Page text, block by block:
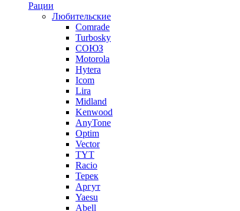
Рации
Любительские
Comrade
Turbosky
СОЮЗ
Motorola
Hytera
Icom
Lira
Midland
Kenwood
AnyTone
Optim
Vector
TYT
Racio
Терек
Аргут
Yaesu
Abell